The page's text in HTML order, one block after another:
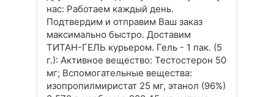
нас: Работаем каждый день.
Подтвердим и отправим Ваш заказ
максимально быстро. Доставим
ТИТАН-ГЕЛЬ курьером. Гель - 1 пак. (5
г.): Активное вещество: Тестостерон 50
мг; Вспомогательные вещества:
изопропилмиристат 25 мг, этанол (96%)